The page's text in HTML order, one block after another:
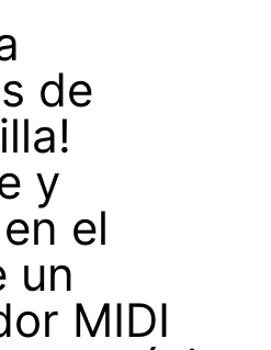
de
y
el
un
MIDI